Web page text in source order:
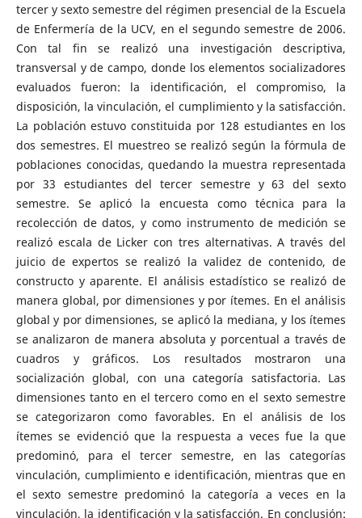
tercer y sexto semestre del régimen presencial de la Escuela
de Enfermería de la UCV, en el segundo semestre de 2006.
Con tal fin se realizó una investigación descriptiva,
transversal y de campo, donde los elementos socializadores
evaluados fueron: la identificación, el compromiso, la
disposición, la vinculación, el cumplimiento y la satisfacción.
La población estuvo constituida por 128 estudiantes en los
dos semestres. El muestreo se realizó según la fórmula de
poblaciones conocidas, quedando la muestra representada
por 33 estudiantes del tercer semestre y 63 del sexto
semestre. Se aplicó la encuesta como técnica para la
recolección de datos, y como instrumento de medición se
realizó escala de Licker con tres alternativas. A través del
juicio de expertos se realizó la validez de contenido, de
constructo y aparente. El análisis estadístico se realizó de
manera global, por dimensiones y por ítemes. En el análisis
global y por dimensiones, se aplicó la mediana, y los ítemes
se analizaron de manera absoluta y porcentual a través de
cuadros y gráficos. Los resultados mostraron una
socialización global, con una categoría satisfactoria. Las
dimensiones tanto en el tercero como en el sexto semestre
se categorizaron como favorables. En el análisis de los
ítemes se evidenció que la respuesta a veces fue la que
predominó, para el tercer semestre, en las categorías
vinculación, cumplimiento e identificación, mientras que en
el sexto semestre predominó la categoría a veces en la
vinculación, la identificación y la satisfacción. En conclusión: